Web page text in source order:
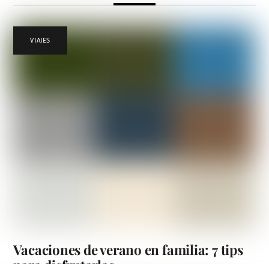
VIAJES
Vacaciones de verano en familia: 7 tips